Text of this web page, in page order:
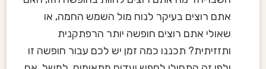
אתם רוצים בעיקר לנוח מול השמש החמה, או
שאולי אתם רוצים חופשה יותר הרפתקנית
ותזזיתית? תכננו כמה זמן יש לכם עבור חופשה זו